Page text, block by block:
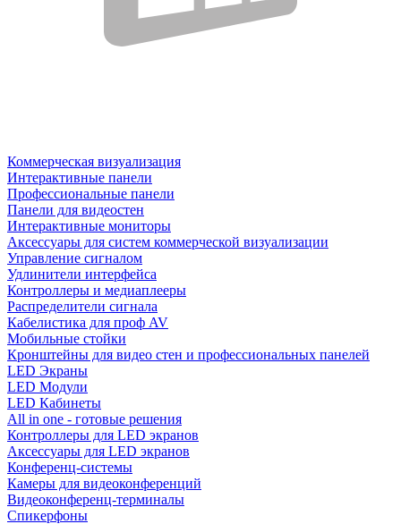
Коммерческая визуализация
Интерактивные панели
Профессиональные панели
Панели для видеостен
Интерактивные мониторы
Аксессуары для систем коммерческой визуализации
Управление сигналом
Удлинители интерфейса
Контроллеры и медиаплееры
Распределители сигнала
Кабелистика для проф AV
Мобильные стойки
Кронштейны для видео стен и профессиональных панелей
LED Экраны
LED Модули
LED Кабинеты
All in one - готовые решения
Контроллеры для LED экранов
Аксессуары для LED экранов
Конференц-системы
Камеры для видеоконференций
Видеоконференц-терминалы
Спикерфоны